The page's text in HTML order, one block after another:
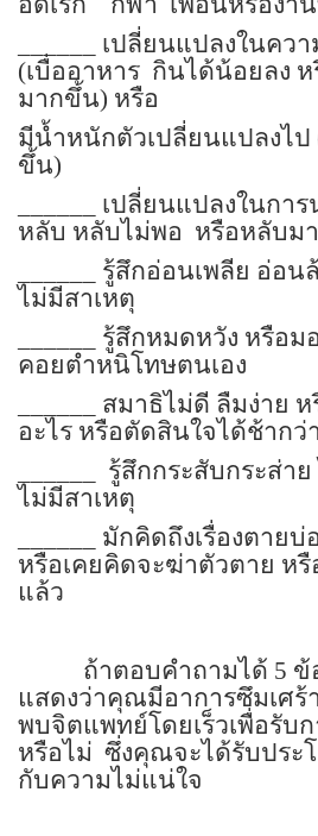
เปลี่ยนแปลงในคว
(เบื่ออาหาร กินได้น้อยลง
มากขึ้น) หรือ
มีน้ำหนักตัวเปลี่ยนแปลงไป
ขึ้น)
เปลี่ยนแปลงในกา
หลับ หลับไม่พอ หรือหลับม
รู้สึกอ่อนเพลีย อ่อน
ไม่มีสาเหตุ
รู้สึกหมดหวัง หรือม
คอยตำหนิโทษตนเอง
สมาธิไม่ดี ลืมง่าย
อะไร หรือตัดสินใจได้ช้ากว่
รู้สึกกระสับกระส่า
ไม่มีสาเหตุ
มักคิดถึงเรื่องตายบ่
หรือเคยคิดจะฆ่าตัวตาย ห
แล้ว
ถ้าตอบคำถามได้ 5 ข้
แสดงว่าคุณมีอาการซึมเศร้
พบจิตแพทย์โดยเร็วเพื่อรับก
หรือไม่ ซึ่งคุณจะได้รับประ
กับความไม่แน่ใจ